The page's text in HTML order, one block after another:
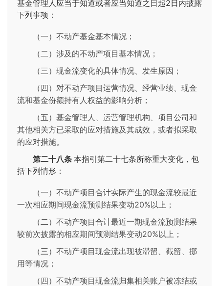
基金管理人应当于知道或者应当知道之日起2日内披露
下列事项：
（一）不动产基金基本情况；
（二）涉及的不动产项目基本情况；
（三）现金流变化的具体情况、发生原因；
（四）对不动产项目运营情况、经营业绩、现金
流和基金份额持有人权益的影响分析；
（五）基金管理人、运营管理机构、项目公司和
其他相关方已采取的应对措施及其成效，或者拟采取
的应对措施。
第二十八条 本指引第二十七条所称重大变化，包
括下列情形：
（一）不动产项目合计实际产生的现金流较最近
一次相应期间现金流预测结果变动20%以上；
（二）不动产项目合计最近一期现金流预测结果
较前次披露的相应期间预测结果变动20%以上；
（三）不动产项目现金流出现被滞留、截留、挪
用等情况；
（四）不动产项目现金流归集相关账户被冻结或